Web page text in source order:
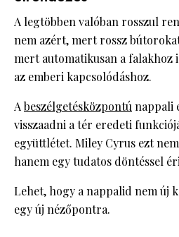
A legtöbben valóban rosszul
nem azért, mert rossz
mert automatikusan a falakhoz
az emberi kapcsolódáshoz.
Abeszélgetésközpontúnappali
visszaadni a tér eredeti
együttlétet. Miley Cyrus ezt
hanem egy tudatos döntéssel
Lehet, hogy a nappalid nem új
egy új nézőpontra.